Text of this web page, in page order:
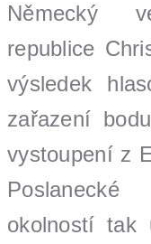
Německý
republice
výsledek
zařazení
vystoupení z
okolností tak